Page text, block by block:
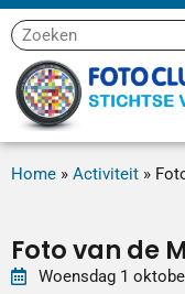
Home » Activiteit »
Foto van de
Woensdag 1